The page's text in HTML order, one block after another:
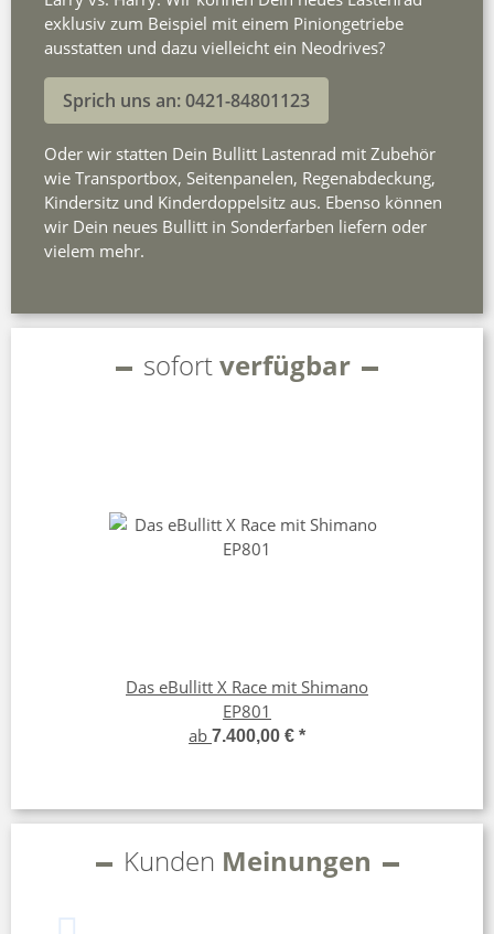
exklusiv zum Beispiel mit einem Piniongetriebe
ausstatten und dazu vielleicht ein Neodrives?
Sprich uns an: 0421-84801123
Oder wir statten Dein Bullitt Lastenrad mit Zubehör
wie Transportbox, Seitenpanelen, Regenabdeckung,
Kindersitz und Kinderdoppelsitz aus. Ebenso können
wir Dein neues Bullitt in Sonderfarben liefern oder
vielem mehr.
sofortverfügbar
Das eBullitt X Race mit Shimano
EP801
ab 7.400,00 € *
Kunden Meinungen